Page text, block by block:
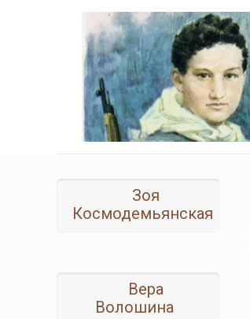
Зоя
Космодемьянская
Вера
Волошина